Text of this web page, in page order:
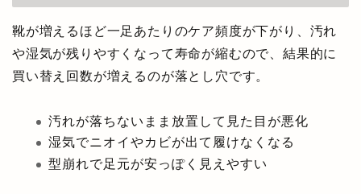
靴が増えるほど一足あたりのケア頻度が下がり、汚れ
や湿気が残りやすくなって寿命が縮むので、結果的に
買い替え回数が増えるのが落とし穴です。
汚れが落ちないまま放置して見た目が悪化
湿気でニオイやカビが出て履けなくなる
型崩れで足元が安っぽく見えやすい